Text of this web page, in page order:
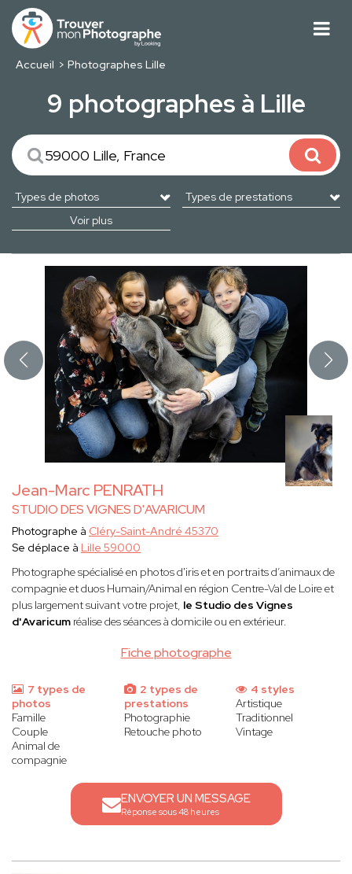
Accueil Photographes Lille
9 photographes à Lille
Voir plus
Jean-Marc PENRATH
STUDIO DES VIGNES D'AVARICUM
Fiche photographe
Photographe à Cléry-Saint-André 45370
Se déplace à Lille 59000
Photographe spécialisé en photos d'iris et en portraits d’animaux de
compagnie et duos Humain/Animal en région Centre-Val de Loire et
plus largement suivant votre projet, le Studio des Vignes
d'Avaricum réalise des séances à domicile ou en extérieur.
7 types de
photos
Famille
Couple
Animal de
compagnie
2 types de
prestations
Photographie
Retouche photo
4 styles
Artistique
Traditionnel
Vintage
ENVOYER UN MESSAGE
Réponse sous 48 heures